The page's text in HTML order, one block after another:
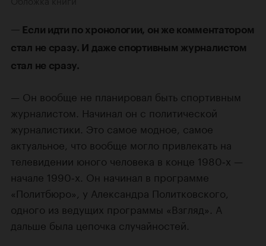
— Если идти по хронологии, он же комментатором
стал не сразу. И даже спортивным журналистом
стал не сразу.
— Он вообще не планировал быть спортивным
журналистом. Начинал он с политической
журналистики. Это самое модное, самое
актуальное, что вообще могло привлекать на
телевидении юного человека в конце 1980‑х —
начале 1990‑х. Он начинал в программе
«Политбюро», у Александра Политковского,
одного из ведущих программы «Взгляд». А
дальше была цепочка случайностей.